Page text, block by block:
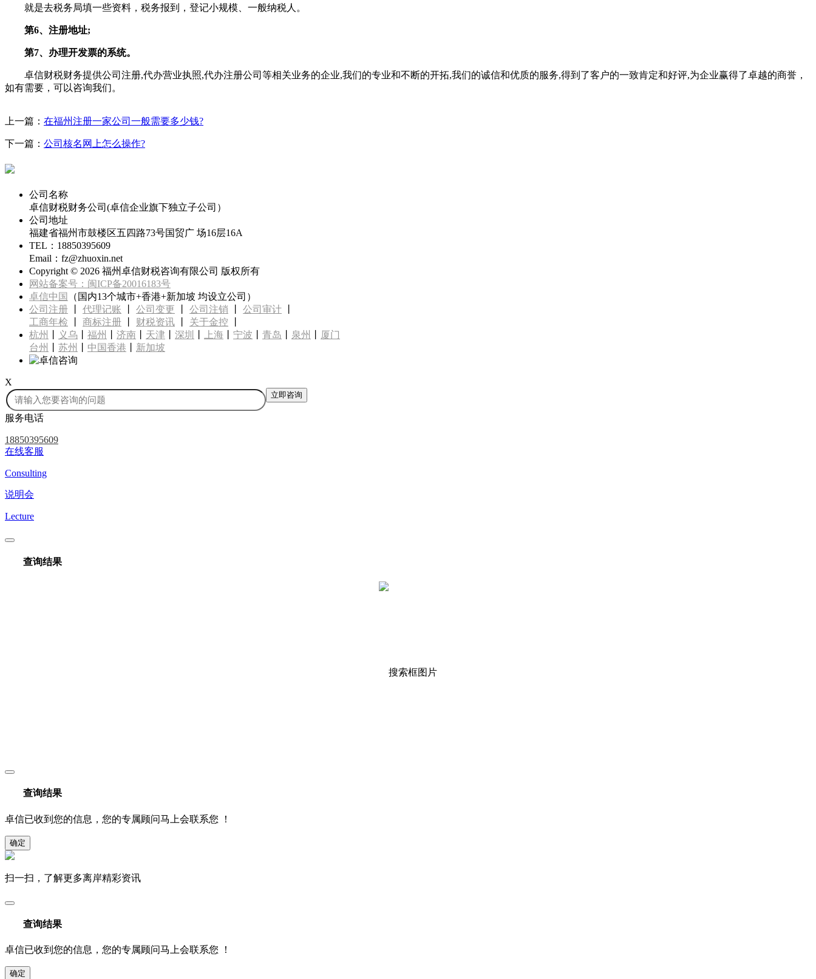
就是去税务局填一些资料，税务报到，登记小规模、一般纳税人。
第6、注册地址;
第7、办理开发票的系统。
卓信财税财务提供公司注册,代办营业执照,代办注册公司等相关业务的企业,我们的专业和不断的开拓,我们的诚信和优质的服务,得到了客户的一致肯定和好评,为企业赢得了卓越的商誉，
如有需要，可以咨询我们。
上一篇： 在福州注册一家公司一般需要多少钱?
下一篇： 公司核名网上怎么操作?
公司名称
卓信财税财务公司(卓信企业旗下独立子公司）
公司地址
福建省福州市鼓楼区五四路73号国贸广 场16层16A
TEL：18850395609
Email：fz@zhuoxin.net
Copyright © 2026 福州卓信财税咨询有限公司 版权所有
网站备案号：闽ICP备20016183号
卓信中国
（国内13个城市+香港+新加坡 均设立公司）
公司注册
代理记账 公司变更 公司注销 公司审计
工商年检
商标注册 财税资讯 关于金控
杭州
义乌 福州 济南 天津 深圳 上海 宁波 青岛 泉州
厦门
台州
苏州 中国香港 新加坡
X
服务电话
18850395609
在线客服
Consulting
说明会
Lecture
查询结果
查询结果
卓信已收到您的信息，您的专属顾问马上会联系您 ！
确定
扫一扫，了解更多离岸精彩资讯
查询结果
卓信已收到您的信息，您的专属顾问马上会联系您 ！
确定